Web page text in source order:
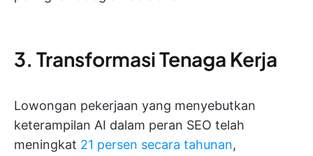
3. Transformasi Tenaga Kerja
Lowongan pekerjaan yang menyebutkan
keterampilan AI dalam peran SEO telah
meningkat 21 persen secara tahunan,